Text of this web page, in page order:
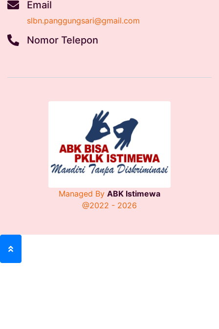
Email
slbn.panggungsari@gmail.com
Nomor Telepon
Managed By ABK Istimewa
@2022 - 2026